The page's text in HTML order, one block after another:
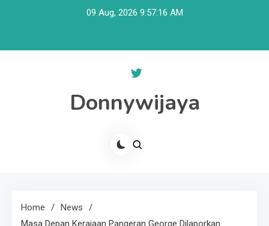
09 Aug, 2026 9:57:16 AM
Donnywijaya
Home
News
Masa Depan Kerajaan Pangeran George Dilaporkan